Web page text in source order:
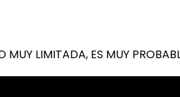
LIMITADA, ES MUY